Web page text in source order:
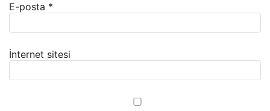
E-posta *
İnternet sitesi